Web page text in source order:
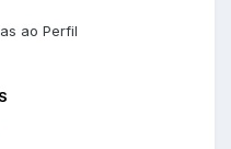
ao Perfil